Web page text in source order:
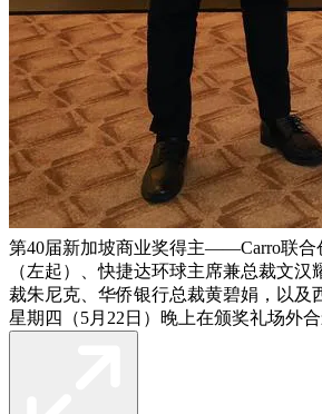
第40届新加坡商业奖得主——Carro联合
（左起）、快捷达环球主席兼总裁文汉
裁朱尼克、华侨银行总裁黄碧娟，以及
星期四（5月22日）晚上在颁奖礼场外合